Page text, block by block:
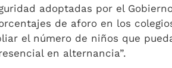
adoptadas por el
de aforo en los
el número de niños que
en alternancia”.